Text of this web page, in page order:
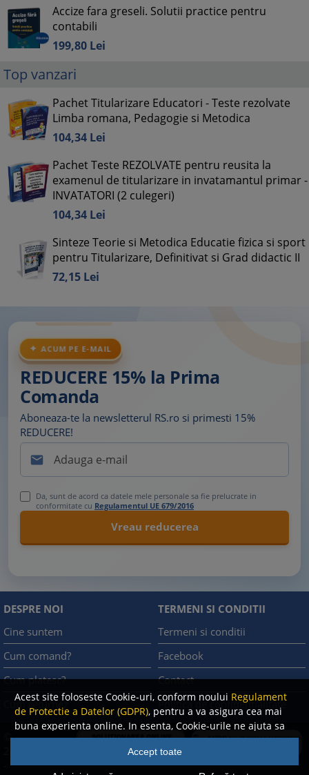
Acest site foloseste Cookie-uri, conform noului Regulament
de Protectie a Datelor (GDPR), pentru a va asigura cea mai
buna experienta online. In esenta, Cookie-urile ne ajuta sa
imbunatatim continutul de pe site, oferindu-va dvs.,
cititorul, o experienta online personalizata si mult mai
rapida. Ele sunt folosite doar de site-ul nostru si partenerii
Accept toate
Accize fara greseli. Solutii practice pentru
contabili
199,80 Lei
Top vanzari
Pachet Titularizare Educatori - Teste rezolvate
Limba romana, Pedagogie si Metodica
104,34 Lei
Pachet Teste REZOLVATE pentru reusita la
examenul de titularizare in invatamantul primar -
INVATATORI (2 culegeri)
104,34 Lei
Sinteze Teorie si Metodica Educatie fizica si sport
pentru Titularizare, Definitivat si Grad didactic II
72,15 Lei
ACUM PE E-MAIL
REDUCERE 15% la Prima
Comanda
Aboneaza-te la newsletterul RS.ro si primesti 15%
REDUCERE!

Da, sunt de acord ca datele mele personale sa fie prelucrate in
conformitate cu Regulamentul UE 679/2016
DESPRE NOI
Cine suntem
Cum comand?
Cum platesc?
Cum returnez
TERMENI SI CONDITII
Termeni si conditii
Facebook
Contact
Politica de confidentialitate
©